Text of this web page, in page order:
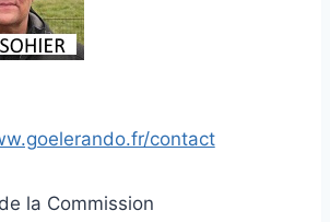
contact
la Commission